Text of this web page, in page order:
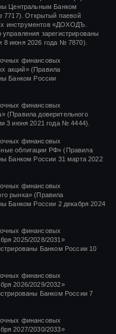
Центральным Банком
7717). Открытый паевой
инструментов «ДОХОДЪ.
зарегистрированы
8 июня 2026 года № 7870).
финансовых
акций»(Правила
Банком России
финансовых
(Правила доверительного
3 июня 2021 года № 4444).
финансовых
облигации РФ» (Правила
Банком России 31 марта 2022
финансовых
рынка» (Правила
Банком России 2 декабря 2024
финансовых
2025/2028/2031»
Банком России 10
финансовых
2026/2029/2032»
Банком России 7
финансовых
2027/2030/2033»